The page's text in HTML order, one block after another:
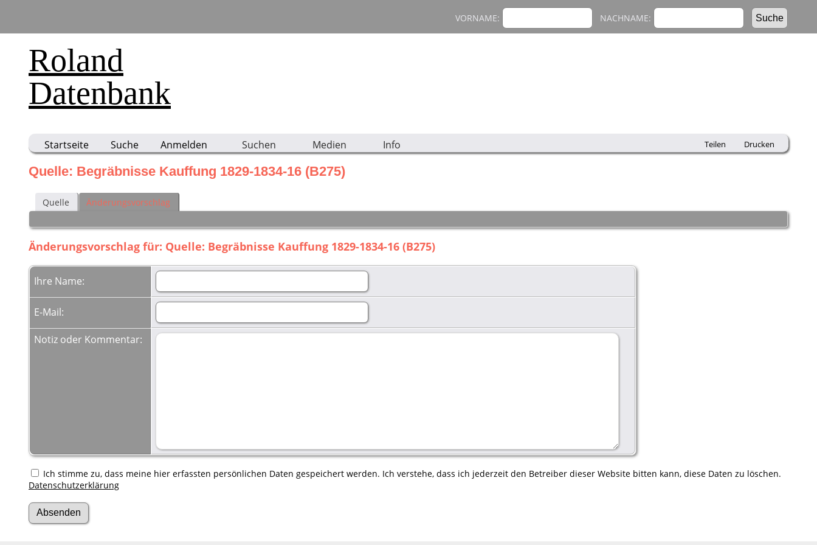
Roland
Datenbank
VORNAME: NACHNAME:
Startseite Suche Anmelden Suchen Medien Info Teilen Drucken
Quelle: Begräbnisse Kauffung 1829-1834-16 (B275)
Quelle Änderungsvorschlag
Änderungsvorschlag für: Quelle: Begräbnisse Kauffung 1829-1834-16 (B275)
Ihre Name:
E-Mail:
Notiz oder Kommentar:
Ich stimme zu, dass meine hier erfassten persönlichen Daten gespeichert werden. Ich verstehe, dass ich jederzeit den Betreiber dieser Website bitten kann, diese Daten zu löschen.
Datenschutzerklärung